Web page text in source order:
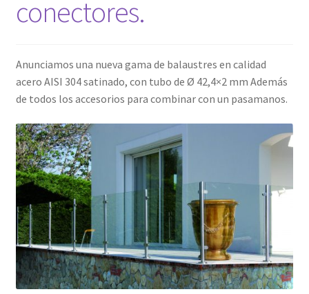
conectores.
Anunciamos una nueva gama de balaustres en calidad
acero AISI 304 satinado, con tubo de Ø 42,4×2 mm Además
de todos los accesorios para combinar con un pasamanos.